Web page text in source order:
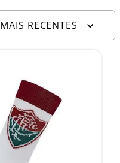
MAIS RECENTES